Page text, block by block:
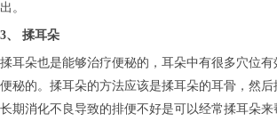
出。
3、 揉耳朵
揉耳朵也是能够治疗便秘的，耳朵中有很多穴位
便秘的。揉耳朵的方法应该是揉耳朵的耳骨，然后
长期消化不良导致的排便不好是可以经常揉耳朵来